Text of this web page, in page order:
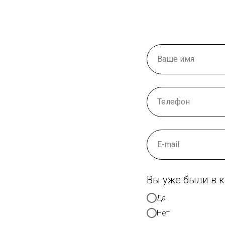
Вы уже были в
Да
Нет